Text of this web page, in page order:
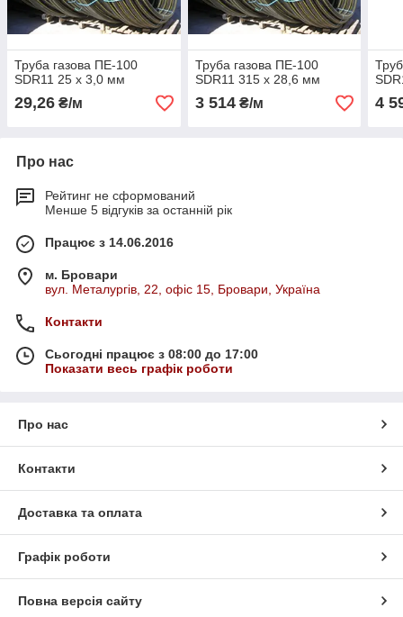
Труба газова ПЕ-100
SDR11 25 х 3,0 мм
29,26 ₴/м
Труба газова ПЕ-100
SDR11 315 х 28,6 мм
3 514₴/м 4
Про нас
Рейтинг не сформований
Менше 5 відгуків за останній рік
Працює з 14.06.2016
м. Бровари
вул. Металургів, 22, офіс 15, Бровари, Україна
Контакти
Сьогодні працює з 08:00 до 17:00
Показати весь графік роботи
Про нас
Контакти
Доставка та оплата
Графік роботи
Повна версія сайту